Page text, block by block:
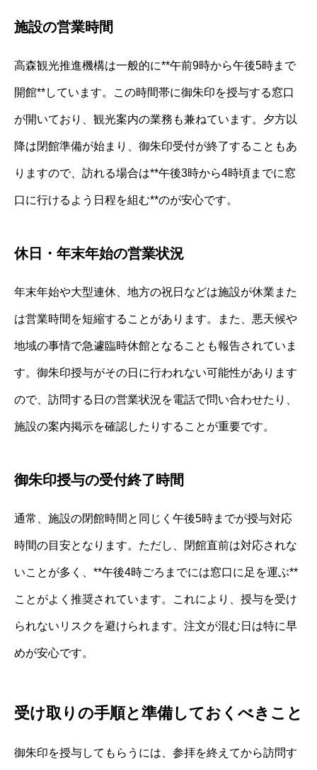
施設の営業時間
高森観光推進機構は一般的に**午前9時から午後5時まで
開館**しています。この時間帯に御朱印を授与する窓口
が開いており、観光案内の業務も兼ねています。夕方以
降は閉館準備が始まり、御朱印受付が終了することもあ
りますので、訪れる場合は**午後3時から4時頃までに窓
口に行けるよう日程を組む**のが安心です。
休日・年末年始の営業状況
年末年始や大型連休、地方の祝日などは施設が休業また
は営業時間を短縮することがあります。また、悪天候や
地域の事情で急遽臨時休館となることも報告されていま
す。御朱印授与がその日に行われない可能性があります
ので、訪問する日の営業状況を電話で問い合わせたり、
施設の案内掲示を確認したりすることが重要です。
御朱印授与の受付終了時間
通常、施設の閉館時間と同じく午後5時までが授与対応
時間の目安となります。ただし、閉館直前は対応されな
いことが多く、**午後4時ごろまでには窓口に足を運ぶ**
ことがよく推奨されています。これにより、授与を受け
られないリスクを避けられます。注文が混む日は特に早
めが安心です。
受け取りの手順と準備しておくべきこと
御朱印を授与してもらうには、参拝を終えてから訪問す